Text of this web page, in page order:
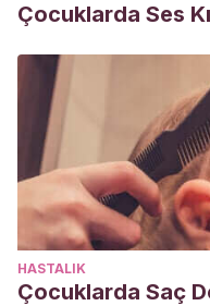
Çocuklarda Ses
HASTALIK
Çocuklarda Saç